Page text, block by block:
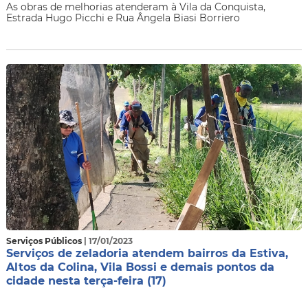
As obras de melhorias atenderam à Vila da Conquista,
Estrada Hugo Picchi e Rua Ângela Biasi Borriero
Serviços Públicos | 17/01/2023
Serviços de zeladoria atendem bairros da Estiva,
Altos da Colina, Vila Bossi e demais pontos da
cidade nesta terça-feira (17)